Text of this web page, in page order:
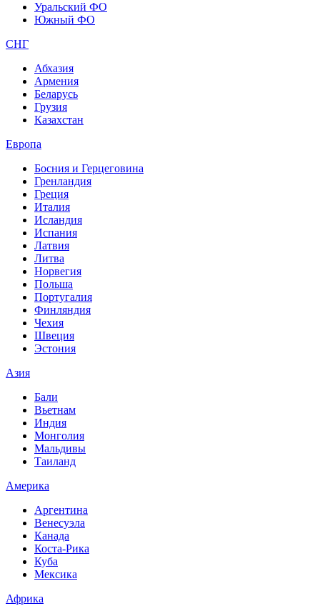
Уральский ФО
Южный ФО
СНГ
Абхазия
Армения
Беларусь
Грузия
Казахстан
Европа
Босния и Герцеговина
Гренландия
Греция
Италия
Исландия
Испания
Латвия
Литва
Норвегия
Польша
Португалия
Финляндия
Чехия
Швеция
Эстония
Азия
Бали
Вьетнам
Индия
Монголия
Мальдивы
Таиланд
Америка
Аргентина
Венесуэла
Канада
Коста-Рика
Куба
Мексика
Африка